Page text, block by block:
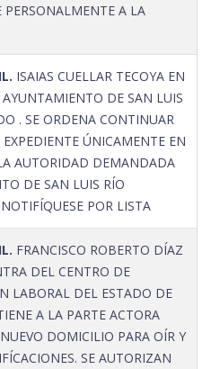
PERSONALMENTE A LA
ISAIAS CUELLAR TECOYA EN
DE SAN LUIS
. SE ORDENA CONTINUAR
EXPEDIENTE ÚNICAMENTE EN
AUTORIDAD DEMANDADA
DE SAN LUIS RÍO
POR LISTA
FRANCISCO ROBERTO DÍAZ
DEL CENTRO DE
LABORAL DEL ESTADO DE
A LA PARTE ACTORA
DOMICILIO PARA OÍR Y
SE AUTORIZAN